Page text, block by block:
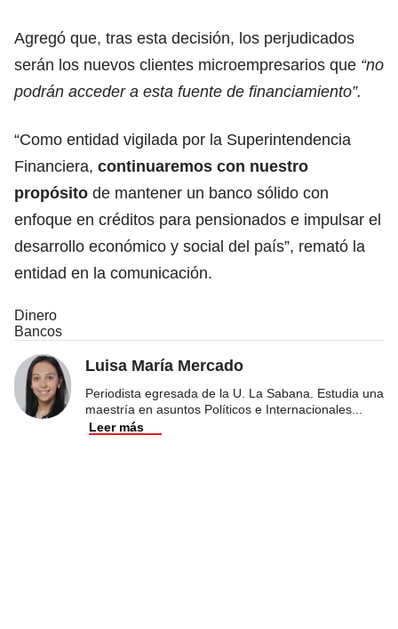
Agregó que, tras esta decisión, los perjudicados
serán los nuevos clientes microempresarios que “no
podrán acceder a esta fuente de financiamiento”.
“Como entidad vigilada por la Superintendencia
Financiera, continuaremos con nuestro
propósito de mantener un banco sólido con
enfoque en créditos para pensionados e impulsar el
desarrollo económico y social del país”, remató la
entidad en la comunicación.
Dinero
Bancos
Luisa María Mercado
Periodista egresada de la U. La Sabana. Estudia una
maestría en asuntos Políticos e Internacionales
Leer más